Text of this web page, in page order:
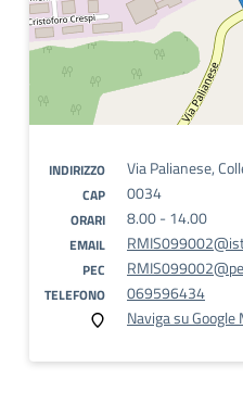
INDIRIZZO Via Palianese,
CAP 0034
ORARI 8.00 - 14.00
EMAIL
PEC
TELEFONO
069596434
Naviga su Google